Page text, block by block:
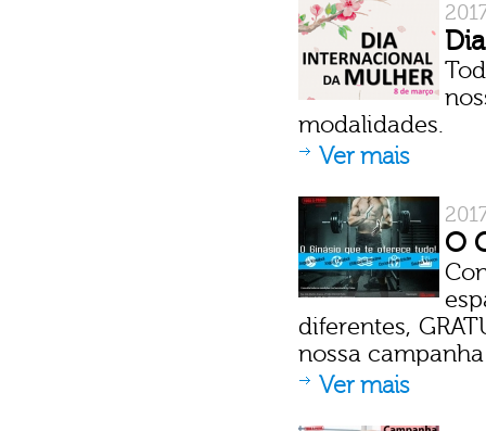
modalidades.
Ver mais
O
diferentes,
nossa
Ver mais